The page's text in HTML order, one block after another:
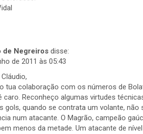
de Negreiros disse:
de 2011 às 05:43
tua colaboração com os números de
caro. Reconheço algumas virtudes
gols, quando se contrata um volante,
num atacante. O Magrão, campeão
menos da metade. Um atacante de